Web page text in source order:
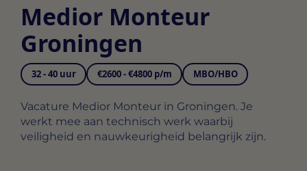
Medior Monteur
Groningen
32 - 40 uur €2600 - €4800 p/m MBO/HBO
Vacature Medior Monteur in Groningen. Je
werkt mee aan technisch werk waarbij
veiligheid en nauwkeurigheid belangrijk zijn.